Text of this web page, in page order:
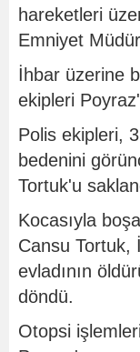
hareketleri
Emniyet
İhbar üzerine
ekipleri
Polis ekipleri,
bedenini
Tortuk'u
Kocasıyla
Cansu Tortuk,
evladının
döndü.
Otopsi